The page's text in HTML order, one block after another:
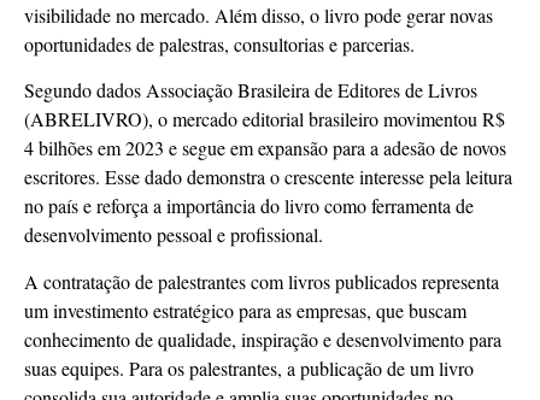
visibilidade no mercado. Além disso, o livro pode gerar novas
oportunidades de palestras, consultorias e parcerias.
Segundo dados Associação Brasileira de Editores de Livros
(ABRELIVRO), o mercado editorial brasileiro movimentou R$
4 bilhões em 2023 e segue em expansão para a adesão de novos
escritores. Esse dado demonstra o crescente interesse pela leitura
no país e reforça a importância do livro como ferramenta de
desenvolvimento pessoal e profissional.
A contratação de palestrantes com livros publicados representa
um investimento estratégico para as empresas, que buscam
conhecimento de qualidade, inspiração e desenvolvimento para
suas equipes. Para os palestrantes, a publicação de um livro